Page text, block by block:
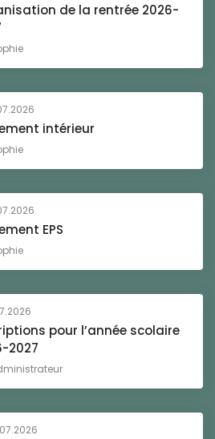
de la rentrée 2026-
intérieur
EPS
pour l’année scolaire
2027